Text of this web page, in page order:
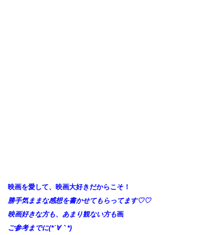
映画を愛して、映画大好きだからこそ！
勝手気ままな感想を書かせてもらってます♡♡
映画好きな方も、あまり観ない方も画
ご参考までに(*´∀｀*)